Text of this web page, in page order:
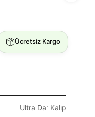
Ücretsiz Kargo
Ultra Dar Kalıp
göster